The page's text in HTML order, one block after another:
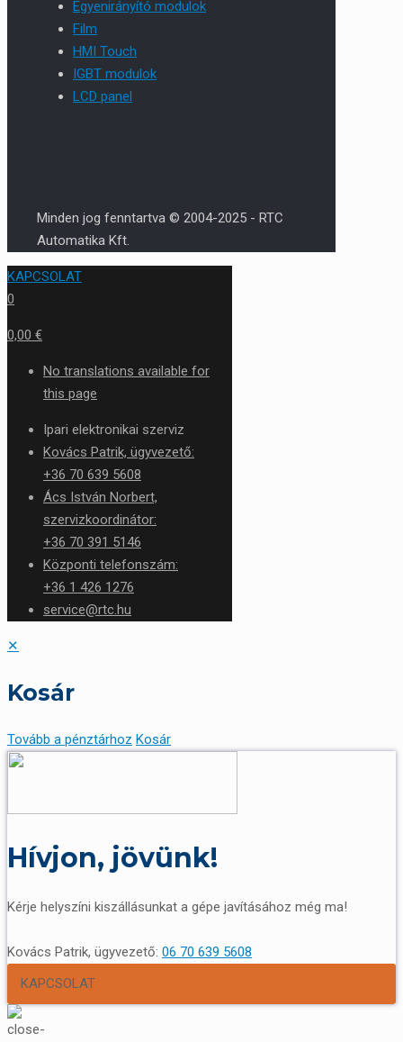
Egyenirányító modulok
Film
HMI Touch
IGBT modulok
LCD panel
Minden jog fenntartva © 2004-2025 - RTC
Automatika Kft.
KAPCSOLAT
0
0,00 €
No translations available for
this page
Ipari elektronikai szerviz
Kovács Patrik, ügyvezető:
+36 70 639 5608
Ács István Norbert,
szervizkoordinátor:
+36 70 391 5146
Központi telefonszám:
+36 1 426 1276
service@rtc.hu
✕
Kosár
Tovább a pénztárhoz Kosár
Hívjon, jövünk!
Kérje helyszíni kiszállásunkat a gépe javításához még ma!
Kovács Patrik, ügyvezető: 06 70 639 5608
KAPCSOLAT